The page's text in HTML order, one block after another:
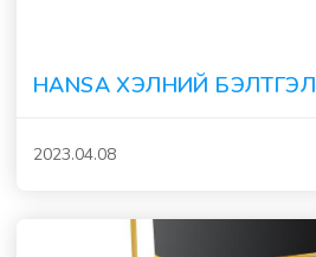
HANSA ХЭЛНИЙ БЭЛТГЭЛ
2023.04.08